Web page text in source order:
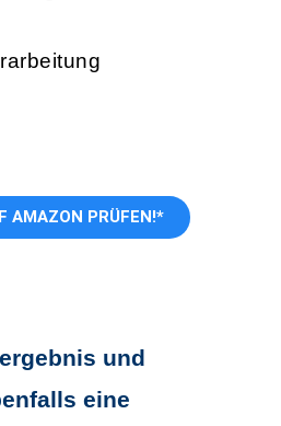
AMAZON PRÜFEN!*
und
eine